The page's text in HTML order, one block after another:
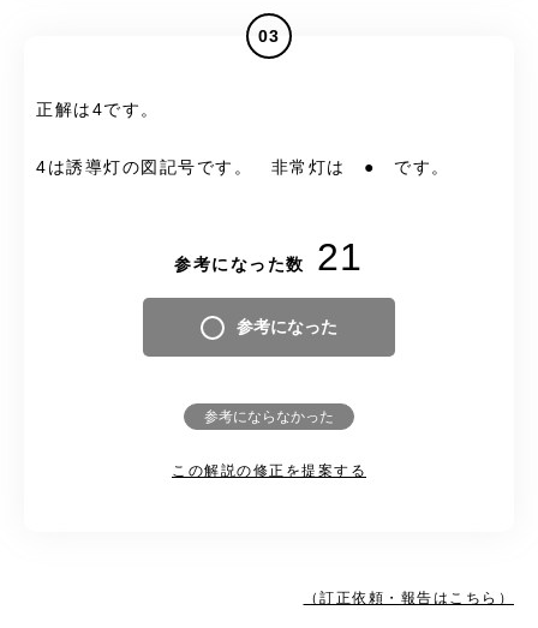
03
正解は4です。
4は誘導灯の図記号です。 非常灯は ● です。
参考になった数 21
参考になった
参考にならなかった
この解説の修正を提案する
（訂正依頼・報告はこちら）